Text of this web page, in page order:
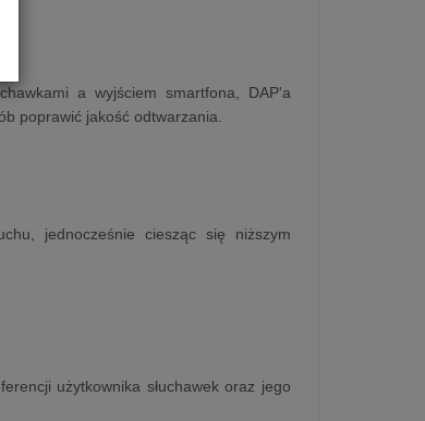
a wyjściem smartfona, DAP'a
poprawić jakość odtwarzania.
jednocześnie ciesząc się niższym
użytkownika słuchawek oraz jego